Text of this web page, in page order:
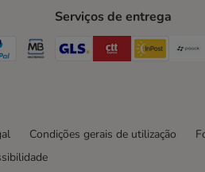
Method
Method Method
Payment Method
Multibanco Payment Method
Serviços de entrega
GLS Shipping Method
CTTExpress
Condições gerais de utilização